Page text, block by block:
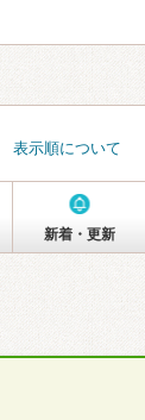
表示順について
新着・更新